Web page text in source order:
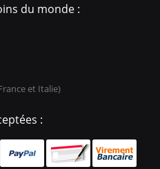
du monde :
et Italie)
: